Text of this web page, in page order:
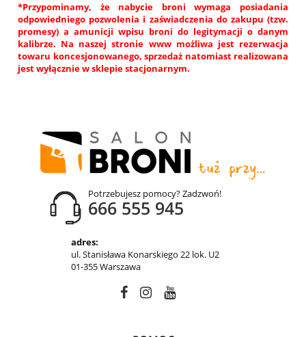
*Przypominamy, że nabycie broni wymaga posiadania
odpowiedniego pozwolenia i zaświadczenia do zakupu (tzw.
promesy) a amunicji wpisu broni do legitymacji o danym
kalibrze. Na naszej stronie www możliwa jest rezerwacja
towaru koncesjonowanego, sprzedaż natomiast realizowana
jest wyłącznie w sklepie stacjonarnym.
Potrzebujesz pomocy? Zadzwoń!
666 555 945
adres:
ul. Stanisława Konarskiego 22 lok. U2
01-355 Warszawa